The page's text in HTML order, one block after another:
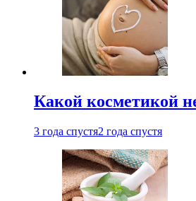
Какой косметикой
3 года спустя2 года спустя